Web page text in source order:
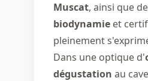
Muscat, ainsi que
biodynamie et
pleinement
Dans une optique d'
dégustation au